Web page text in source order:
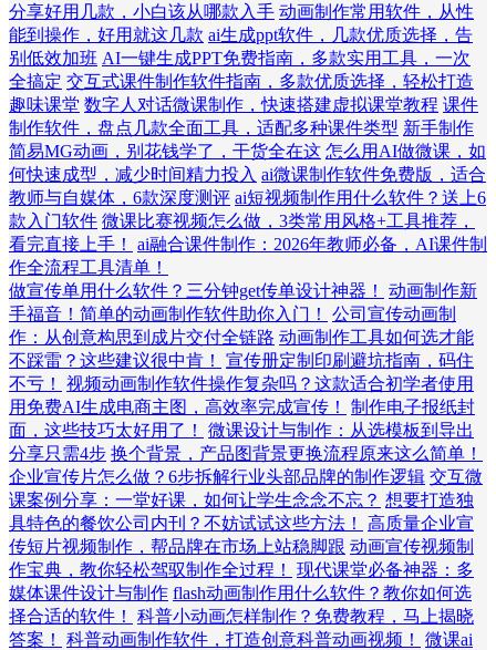
分享好用几款，小白该从哪款入手 动画制作常用软件，从性
能到操作，好用就这几款 ai生成ppt软件，几款优质选择，告
别低效加班 AI一键生成PPT免费指南，多款实用工具，一次
全搞定 交互式课件制作软件指南，多款优质选择，轻松打造
趣味课堂 数字人对话微课制作，快速搭建虚拟课堂教程 课件
制作软件，盘点几款全面工具，适配多种课件类型 新手制作
简易MG动画，别花钱学了，干货全在这 怎么用AI做微课，如
何快速成型，减少时间精力投入 ai微课制作软件免费版，适合
教师与自媒体，6款深度测评 ai短视频制作用什么软件？送上6
款入门软件 微课比赛视频怎么做，3类常用风格+工具推荐，
看完直接上手！
ai融合课件制作：2026年教师必备，AI课件制
作全流程工具清单！
做宣传单用什么软件？三分钟get传单设计神器！
动画制作新
手福音！简单的动画制作软件助你入门！
公司宣传动画制
作：从创意构思到成片交付全链路 动画制作工具如何选才能
不踩雷？这些建议很中肯！
宣传册定制印刷避坑指南，码住
不亏！
视频动画制作软件操作复杂吗？这款适合初学者使用
用免费AI生成电商主图，高效率完成宣传！
制作电子报纸封
面，这些技巧太好用了！
微课设计与制作：从选模板到导出
分享只需4步 换个背景，产品图背景更换流程原来这么简单！
企业宣传片怎么做？6步拆解行业头部品牌的制作逻辑 交互微
课案例分享：一堂好课，如何让学生念念不忘？ 想要打造独
具特色的餐饮公司内刊？不妨试试这些方法！
高质量企业宣
传短片视频制作，帮品牌在市场上站稳脚跟 动画宣传视频制
作宝典，教你轻松驾驭制作全过程！
现代课堂必备神器：多
媒体课件设计与制作 flash动画制作用什么软件？教你如何选
择合适的软件！
科普小动画怎样制作？免费教程，马上揭晓
答案！
科普动画制作软件，打造创意科普动画视频！
微课ai